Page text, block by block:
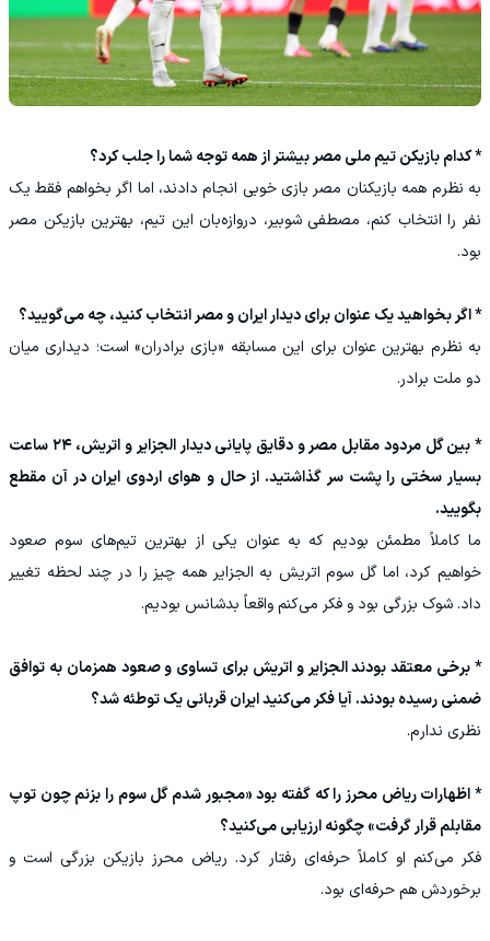
* کدام بازیکن تیم ملی مصر بیشتر از همه توجه شما را جلب کرد؟
به نظرم همه بازیکنان مصر بازی خوبی انجام دادند، اما اگر بخواهم فقط یک
نفر را انتخاب کنم، مصطفی شوبیر، دروازه‌بان این تیم، بهترین بازیکن مصر
بود.
* اگر بخواهید یک عنوان برای دیدار ایران و مصر انتخاب کنید، چه می‌گویید؟
به نظرم بهترین عنوان برای این مسابقه «بازی برادران» است؛ دیداری میان
دو ملت برادر.
* بین گل مردود مقابل مصر و دقایق پایانی دیدار الجزایر و اتریش، ۲۴ ساعت
بسیار سختی را پشت سر گذاشتید. از حال و هوای اردوی ایران در آن مقطع
بگویید.
ما کاملاً مطمئن بودیم که به عنوان یکی از بهترین تیم‌های سوم صعود
خواهیم کرد، اما گل سوم اتریش به الجزایر همه چیز را در چند لحظه تغییر
داد. شوک بزرگی بود و فکر می‌کنم واقعاً بدشانس بودیم.
* برخی معتقد بودند الجزایر و اتریش برای تساوی و صعود همزمان به توافق
ضمنی رسیده بودند. آیا فکر می‌کنید ایران قربانی یک توطئه شد؟
نظری ندارم.
* اظهارات ریاض محرز را که گفته بود «مجبور شدم گل سوم را بزنم چون توپ
مقابلم قرار گرفت» چگونه ارزیابی می‌کنید؟
فکر می‌کنم او کاملاً حرفه‌ای رفتار کرد. ریاض محرز بازیکن بزرگی است و
برخوردش هم حرفه‌ای بود.